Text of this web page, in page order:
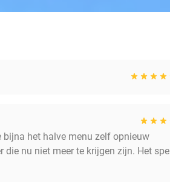
bijna het halve menu zelf opnieuw
nu niet meer te krijgen zijn. Het spel